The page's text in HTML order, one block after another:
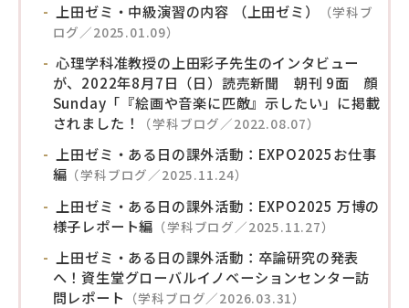
上田ゼミ・中級演習の内容 （上田ゼミ）
（学科ブ
ログ／2025.01.09）
心理学科准教授の上田彩子先生のインタビュー
が、2022年8月7日（日）読売新聞 朝刊 9面 顔
Sunday「『絵画や音楽に匹敵』示したい」に掲載
されました！
（学科ブログ／2022.08.07）
上田ゼミ・ある日の課外活動：EXPO2025お仕事
編 （学科ブログ／2025.11.24）
上田ゼミ・ある日の課外活動：EXPO2025 万博の
様子レポート編 （学科ブログ／2025.11.27）
上田ゼミ・ある日の課外活動：卒論研究の発表
へ！資生堂グローバルイノベーションセンター訪
問レポート （学科ブログ／2026.03.31）